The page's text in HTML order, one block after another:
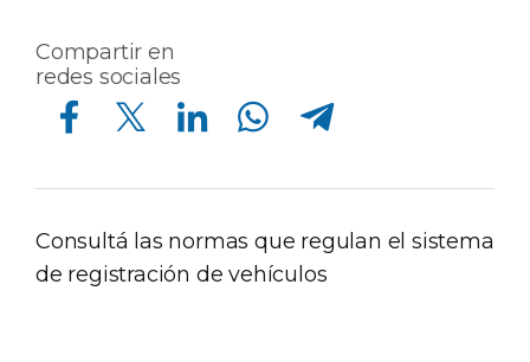
Compartir en
redes sociales
Compartir en Facebook Compartir en Twitter Compartir en Linkedin Compartir en Whatsapp Compartir en Telegram
Consultá las normas que regulan el sistema
de registración de vehículos